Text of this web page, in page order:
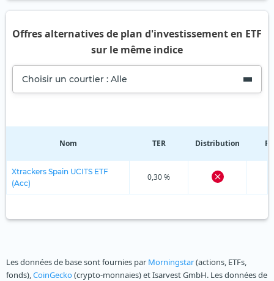
Offres alternatives de plan d'investissement en ETF
sur le même indice
Choisir un courtier : Alle
Nom TER Distribution
Xtrackers Spain UCITS ETF
(Acc)
0,30 %
Les données de base sont fournies par Morningstar(actions, ETFs,
fonds), CoinGecko(crypto-monnaies) et Isarvest GmbH. Les données de